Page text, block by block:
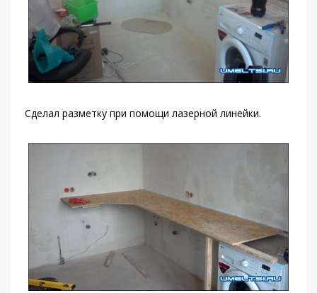
Сделал разметку при помощи лазерной линейки.